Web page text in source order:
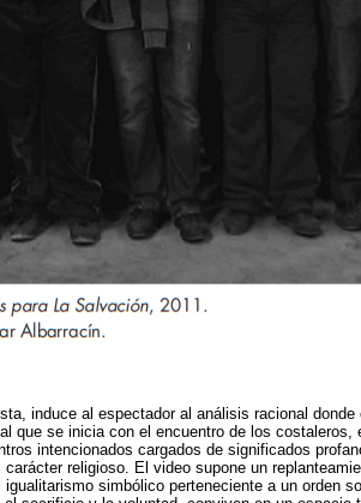
induce al espectador al análisis racional
que se inicia con el encuentro de los costaleros,
intencionados cargados de significados
religioso. El video supone un
simbólico perteneciente a un orden